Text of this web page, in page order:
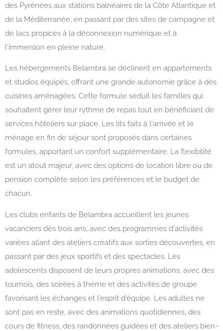
des Pyrénées aux stations balnéaires de la Côte Atlantique et
de la Méditerranée, en passant par des sites de campagne et
de lacs propices à la déconnexion numérique et à
l'immersion en pleine nature.
Les hébergements Belambra se déclinent en appartements
et studios équipés, offrant une grande autonomie grâce à des
cuisines aménagées. Cette formule séduit les familles qui
souhaitent gérer leur rythme de repas tout en bénéficiant de
services hôteliers sur place. Les lits faits à l'arrivée et le
ménage en fin de séjour sont proposés dans certaines
formules, apportant un confort supplémentaire. La flexibilité
est un atout majeur, avec des options de location libre ou de
pension complète selon les préférences et le budget de
chacun.
Les clubs enfants de Belambra accueillent les jeunes
vacanciers dès trois ans, avec des programmes d'activités
variées allant des ateliers créatifs aux sorties découvertes, en
passant par des jeux sportifs et des spectacles. Les
adolescents disposent de leurs propres animations, avec des
tournois, des soirées à thème et des activités de groupe
favorisant les échanges et l'esprit d'équipe. Les adultes ne
sont pas en reste, avec des animations quotidiennes, des
cours de fitness, des randonnées guidées et des ateliers bien-